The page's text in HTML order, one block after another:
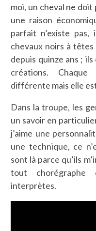
moi, un cheval ne
une raison
parfait n’existe
chevaux noirs à
depuis quinze ans ;
créations.
différente mais elle
Dans la troupe, les
un savoir en
j’aime une
une technique, ce
sont là parce qu’ils
tout
interprètes.